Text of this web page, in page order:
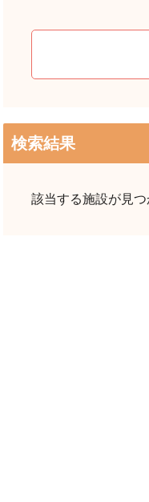
検索結果
該当する施設が見